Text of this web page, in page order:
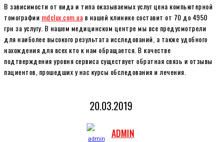
В зависимости от вида и типа оказываемых услуг цена компьютерной
томографии mdclux.com.ua в нашей клинике составит от 70 до 4950
грн за услугу. В нашем медицинском центре мы все предусмотрели
для наиболее высокого результата исследований, а также удобного
нахождения для всех кто к нам обращается. В качестве
подтверждения уровня сервиса существует обратная связь и отзывы
пациентов, прошедших у нас курсы обследования и лечения.
20.03.2019
ADMIN